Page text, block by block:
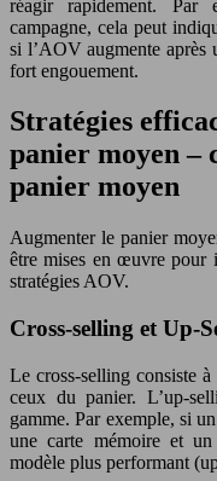
réagir rapidement.
campagne, cela peut
si l’AOV augmente après
fort engouement.
Stratégies
panier moyen –
panier moyen
Augmenter le panier
être mises en œuvre pour
stratégies AOV.
Cross-selling et Up-
Le cross-selling consiste
ceux du panier. L’up-
gamme. Par exemple, si
une carte mémoire et
modèle plus performant